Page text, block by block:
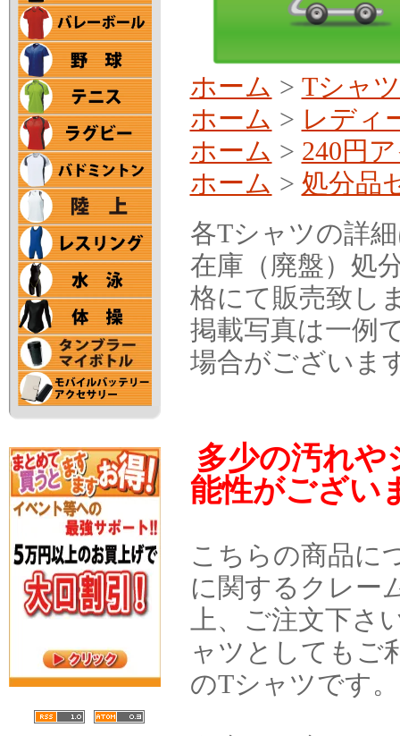
ホーム > Tシャ
ホーム > レディ
ホーム > 240円
ホーム > 処分品
各Tシャツの詳
在庫（廃盤）処
格にて販売致し
掲載写真は一例
場合がございま
多少の汚れや
能性がござい
こちらの商品に
に関するクレー
上、ご注文下
ャツとしてもご
のTシャツです。